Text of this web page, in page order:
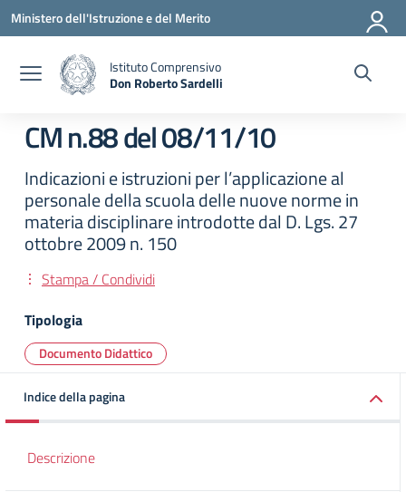
Vai ai contenuti
Vai al menu di navigazione
Vai al footer
Ministero dell'Istruzione e del Merito
Istituto Comprensivo
Don Roberto Sardelli
CM n.88 del 08/11/10
Indicazioni e istruzioni per l’applicazione al
personale della scuola delle nuove norme in
materia disciplinare introdotte dal D. Lgs. 27
ottobre 2009 n. 150
Stampa / Condividi
Tipologia
Documento Didattico
Indice della pagina
Descrizione